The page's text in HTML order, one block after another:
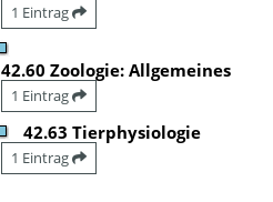
1 Eintrag
42.60 Zoologie: Allgemeines
1 Eintrag
42.63 Tierphysiologie
1 Eintrag